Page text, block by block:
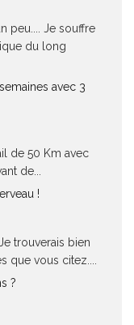
peu.... Je souffre
du long
avec 3
de 50 Km avec
de...
!
trouverais bien
que vous citez....
?